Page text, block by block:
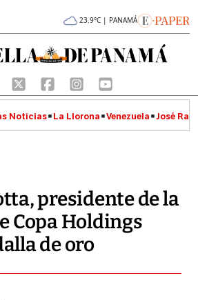
23.9°C | PANAMÁ
Noticias La Llorona Venezuela José
presidente de la
Copa Holdings
de oro